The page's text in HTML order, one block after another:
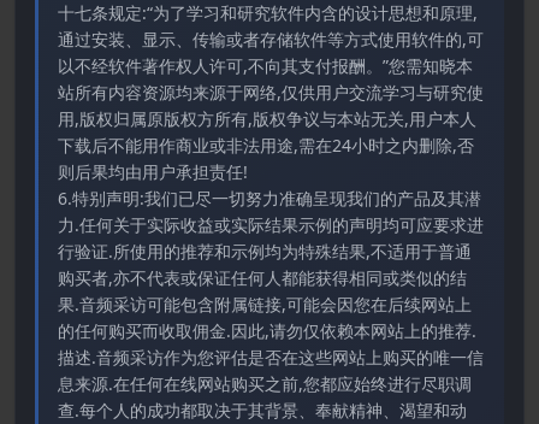
十七条规定:“为了学习和研究软件内含的设计思想和原理,
通过安装、显示、传输或者存储软件等方式使用软件的,可
以不经软件著作权人许可,不向其支付报酬。”您需知晓本
站所有内容资源均来源于网络,仅供用户交流学习与研究使
用,版权归属原版权方所有,版权争议与本站无关,用户本人
下载后不能用作商业或非法用途,需在24小时之内删除,否
则后果均由用户承担责任!
6.特别声明:我们已尽一切努力准确呈现我们的产品及其潜
力.任何关于实际收益或实际结果示例的声明均可应要求进
行验证.所使用的推荐和示例均为特殊结果,不适用于普通
购买者,亦不代表或保证任何人都能获得相同或类似的结
果.音频采访可能包含附属链接,可能会因您在后续网站上
的任何购买而收取佣金.因此,请勿仅依赖本网站上的推荐.
描述.音频采访作为您评估是否在这些网站上购买的唯一信
息来源.在任何在线网站购买之前,您都应始终进行尽职调
查.每个人的成功都取决于其背景、奉献精神、渴望和动